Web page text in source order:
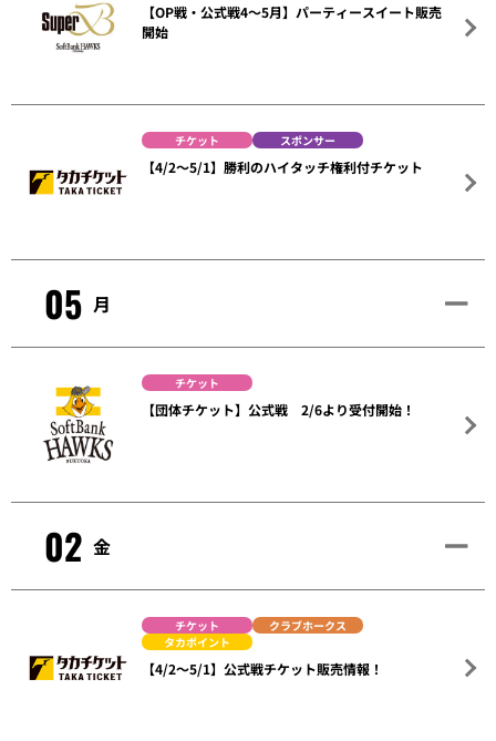
【OP戦・公式戦4～5月】パーティースイート販売
開始
チケット スポンサー
【4/2～5/1】勝利のハイタッチ権利付チケット
05 月
チケット
【団体チケット】公式戦 2/6より受付開始！
02 金
チケット
クラブホークス
タカポイント
【4/2～5/1】公式戦チケット販売情報！